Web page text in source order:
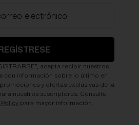
electrónico
REGÍSTRESE
acepta recibir nuestros
con información sobre lo último en
y ofertas exclusivas de la
nuestros suscriptores. Consulte
Policy para mayor información.